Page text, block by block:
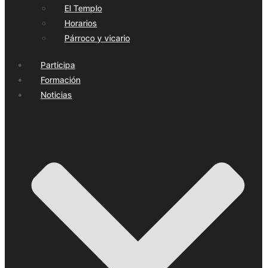
El Templo
Horarios
Párroco y vicario
Participa
Formación
Noticias